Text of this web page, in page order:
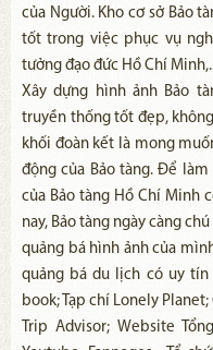
của Người. Kho cơ sở Bảo
tốt trong việc phục vụ
tưởng đạo đức Hồ Chí
Xây dựng hình ảnh Bảo
truyền thống tốt đẹp,
khối đoàn kết là mong
động của Bảo tàng. Để
của Bảo tàng Hồ Chí Minh
nay, Bảo tàng ngày càng
quảng bá hình ảnh của
quảng bá du lịch có uy tín
book; Tạp chí Lonely
Trip Advisor; Website